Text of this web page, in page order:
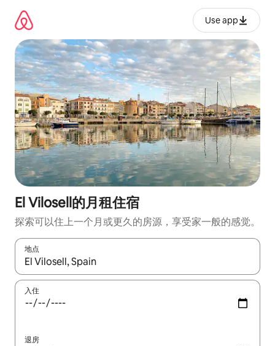
Use app
El Vilosell的月租住宿
探索可以住上一个月或更久的房源，享受家一般的感觉。
地点
如有搜索结果，请使用上下方向键查看，或通过点击或滑动手势
入住
退房